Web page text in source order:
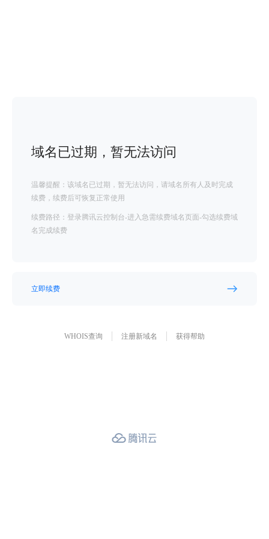
域名已过期，暂无法访问
温馨提醒：该域名已过期，暂无法访问，请域名所有人及时完成
续费，续费后可恢复正常使用
续费路径：登录腾讯云控制台-进入急需续费域名页面-勾选续费域
名完成续费
立即续费
WHOIS查询 注册新域名 获得帮助